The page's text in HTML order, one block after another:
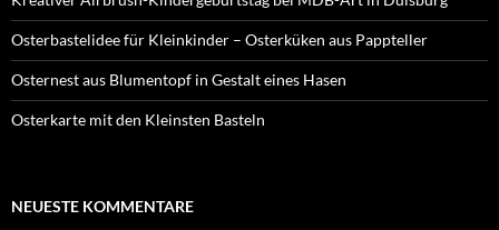
Osterbastelidee für Kleinkinder – Osterküken aus Pappteller
Osternest aus Blumentopf in Gestalt eines Hasen
Osterkarte mit den Kleinsten Basteln
NEUESTE KOMMENTARE